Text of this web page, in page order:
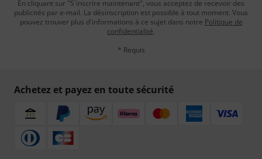
En cliquant sur "S'inscrire maintenant", vous acceptez de recevoir des
publicités par e-mail. La désinscription est possible à tout moment. Vous
pouvez trouver plus d'informations à ce sujet dans notre Politique de
confidentialité.
* Requis
Achetez et payez en toute sécurité